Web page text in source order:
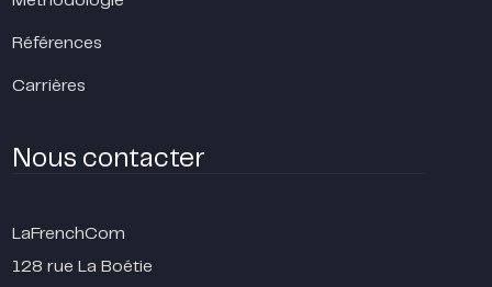
Références
Carrières
Nous contacter
LaFrenchCom
128 rue La Boétie